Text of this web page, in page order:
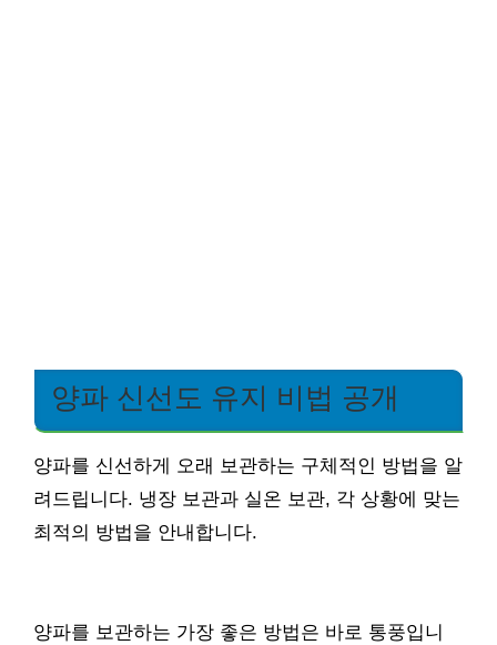
양파 신선도 유지 비법 공개
양파를 신선하게 오래 보관하는 구체적인 방법을 알
려드립니다. 냉장 보관과 실온 보관, 각 상황에 맞는
최적의 방법을 안내합니다.
양파를 보관하는 가장 좋은 방법은 바로 통풍입니